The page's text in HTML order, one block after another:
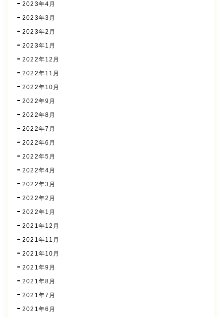
2023年4月
2023年3月
2023年2月
2023年1月
2022年12月
2022年11月
2022年10月
2022年9月
2022年8月
2022年7月
2022年6月
2022年5月
2022年4月
2022年3月
2022年2月
2022年1月
2021年12月
2021年11月
2021年10月
2021年9月
2021年8月
2021年7月
2021年6月